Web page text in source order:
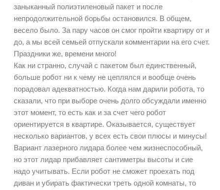
заныканный полиэтиленовый пакет и после
непродолжительной борьбы остановился. В общем,
весело было. За пару часов он смог пройти квартиру от и
до, а мы всей семьей отпускали комментарии на его счет.
Праздники же, времени много!
Как ни странно, случай с пакетом был единственный,
больше робот ни к чему не цеплялся и вообще очень
порадовал адекватностью. Когда нам дарили робота, то
сказали, что при выборе очень долго обсуждали именно
этот момент, то есть как и за счет чего робот
ориентируется в квартире. Оказывается, существует
несколько вариантов, у всех есть свои плюсы и минусы!
Вариант лазерного лидара более чем жизнеспособный,
но этот лидар прибавляет сантиметры высоты и сие
надо учитывать. Если робот не сможет проехать под
диван и убирать фактически треть одной комнаты, то